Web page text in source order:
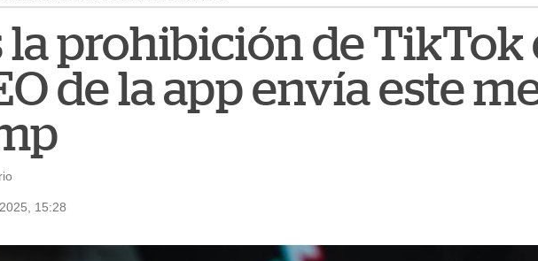
la prohibición de TikTok
de la app envía este
15:28